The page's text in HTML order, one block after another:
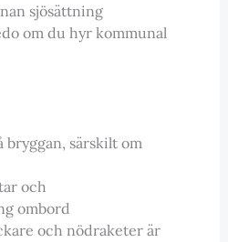
sjösättning
om du hyr kommunal
bryggan, särskilt om
och
ombord
och nödraketer är